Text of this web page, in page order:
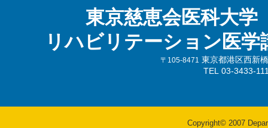
東京慈恵会医科大学
リハビリテーション医学
〒105-8471
東京都港区西新
TEL 03-3433-
Copyright© 2007